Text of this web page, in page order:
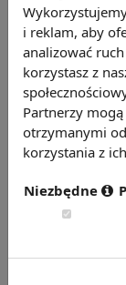
Źródło:
i reklam, aby
analizować
korzystasz z
Partnerzy
otrzymanymi
korzystania z
Niezbędne